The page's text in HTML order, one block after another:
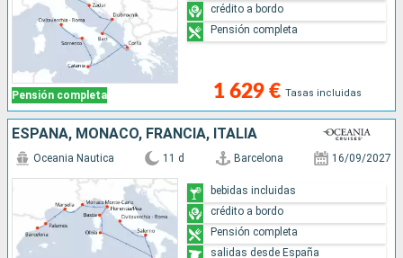
Pensión completa 1 629 € Tasas incluidas
crédito a bordo
Pensión completa
ESPAÑA, MONACO, FRANCIA, ITALIA
Oceania Nautica 11 d Barcelona 16/09/2027
bebidas incluidas
crédito a bordo
Pensión completa
salidas desde España